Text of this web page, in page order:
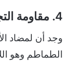
4. مقاومة التجاعيد وعلامات الشيخوخة
وجد أن لمضاد
الطماطم وهو